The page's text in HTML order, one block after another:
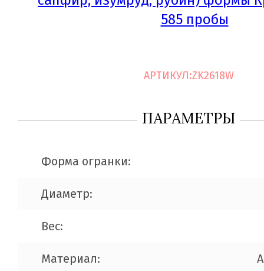
АРТИКУЛ:ZK2618W
ПАРАМЕТРЫ
Форма огранки:
Диаметр:
Вес:
Материал: